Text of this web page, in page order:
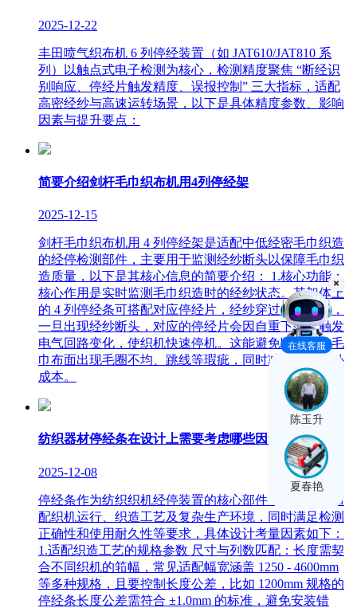
2025-12-22
丰田喷气织布机 6 列停经装置（如 JAT610/JAT810 系
列）以触点式电子检测为核心，检测精度聚焦 “断经识
别响应、停经片触发精度、误报控制” 三大指标，适配
高密经纱与高速运转场景，以下是具体精度参数、影响
因素与提升要点：
简要介绍剑杆毛巾织布机用4列停经架
2025-12-15
剑杆毛巾织布机用 4 列停经架是适配中低经密毛巾织造
的经停检测部件，主要用于监测经纱断头以保障毛巾织
造质量，以下是其核心信息的简要介绍： 1.核心功能：
核心作用是实时监测毛巾织造时的经纱状态。其架体上
的 4 列停经条可搭配对应停经片，经纱穿过停经片后，
一旦出现经纱断头，对应的停经片会因自重下落，触发
电气回路变化，使织机快速停机。这能避免断经导致毛
巾布面出现毛圈不均、跳线等瑕疵，同时减少后续修补
成本。
纺织器材停经条在设计上需要考虑哪些因素
2025-12-08
停经条作为纺织织机经停装置的核心部件，其设计需适
配织机运行、织造工艺及复杂生产环境，同时满足检测
正确性和使用耐久性等要求，具体设计考量因素如下：
1.适配织造工艺的规格参数 尺寸与列数匹配：长度需契
合不同织机的筘幅，常见适配幅宽涵盖 1250 - 4600mm
等多种规格，且要控制长度公差，比如 1200mm 规格的
停经条长度公差需符合 ±1.0mm 的标准，避免安装错
在线客服
陈玉升
夏春艳